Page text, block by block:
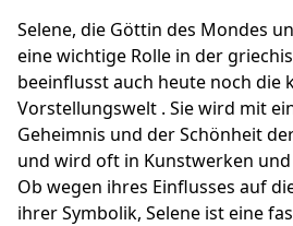
Selene, die Göttin des Mondes
eine wichtige Rolle in der
beeinflusst auch heute noch die
Vorstellungswelt . Sie wird mit
Geheimnis und der Schönheit
und wird oft in Kunstwerken
Ob wegen ihres Einflusses auf
ihrer Symbolik, Selene ist eine